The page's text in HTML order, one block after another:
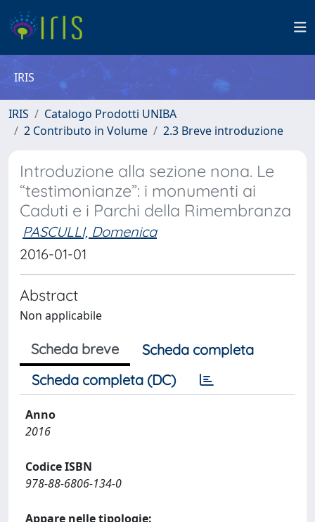
IRIS
IRIS
Catalogo Prodotti UNIBA
2 Contributo in Volume
2.3 Breve introduzione
Introduzione alla sezione nona. Le
“testimonianze”: i monumenti ai
Caduti e i Parchi della Rimembranza
PASCULLI, Domenica
2016-01-01
Abstract
Non applicabile
Scheda breve
Scheda completa
Scheda completa (DC)
Anno
2016
Codice ISBN
978-88-6806-134-0
Appare nelle tipologie: